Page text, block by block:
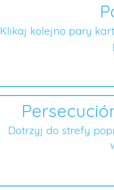
Klikaj kolejno pary
Dotrzyj do strefy